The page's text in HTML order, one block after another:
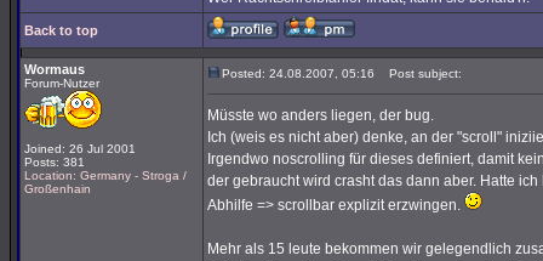
Back to top
Wormaus
Forum-Nutzer
Joined: 26 Jul 2001
Posts: 381
Location: Germany - Stroga /
Großenhain
Posted: 24.08.2007, 05:16 Post subject:
Müsste wo anders liegen, der bug.
Ich (weis es nicht aber) denke, an der "scroll"
Irgendwo noscrolling für dieses definiert, damit
der gebraucht wird crasht das dann aber. Hatte
Abhilfe => scrollbar explizit erzwingen.
Mehr als 15 leute bekommen wir gelegendlich